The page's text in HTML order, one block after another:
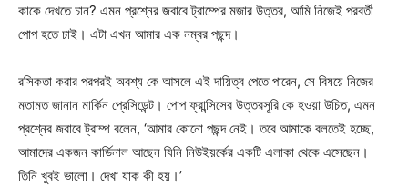
কাকে দেখতে চান? এমন প্রশ্নের জবাবে ট্রাম্পের মজার উত্তর, আমি নিজেই পরবর্তী
পোপ হতে চাই। এটা এখন আমার এক নম্বর পছন্দ।
রসিকতা করার পরপরই অবশ্য কে আসলে এই দায়িত্ব পেতে পারেন, সে বিষয়ে নিজের
মতামত জানান মার্কিন প্রেসিডেন্ট। পোপ ফ্রান্সিসের উত্তরসূরি কে হওয়া উচিত, এমন
প্রশ্নের জবাবে ট্রাম্প বলেন, ‘আমার কোনো পছন্দ নেই। তবে আমাকে বলতেই হচ্ছে,
আমাদের একজন কার্ডিনাল আছেন যিনি নিউইয়র্কের একটি এলাকা থেকে এসেছেন।
তিনি খুবই ভালো। দেখা যাক কী হয়।’